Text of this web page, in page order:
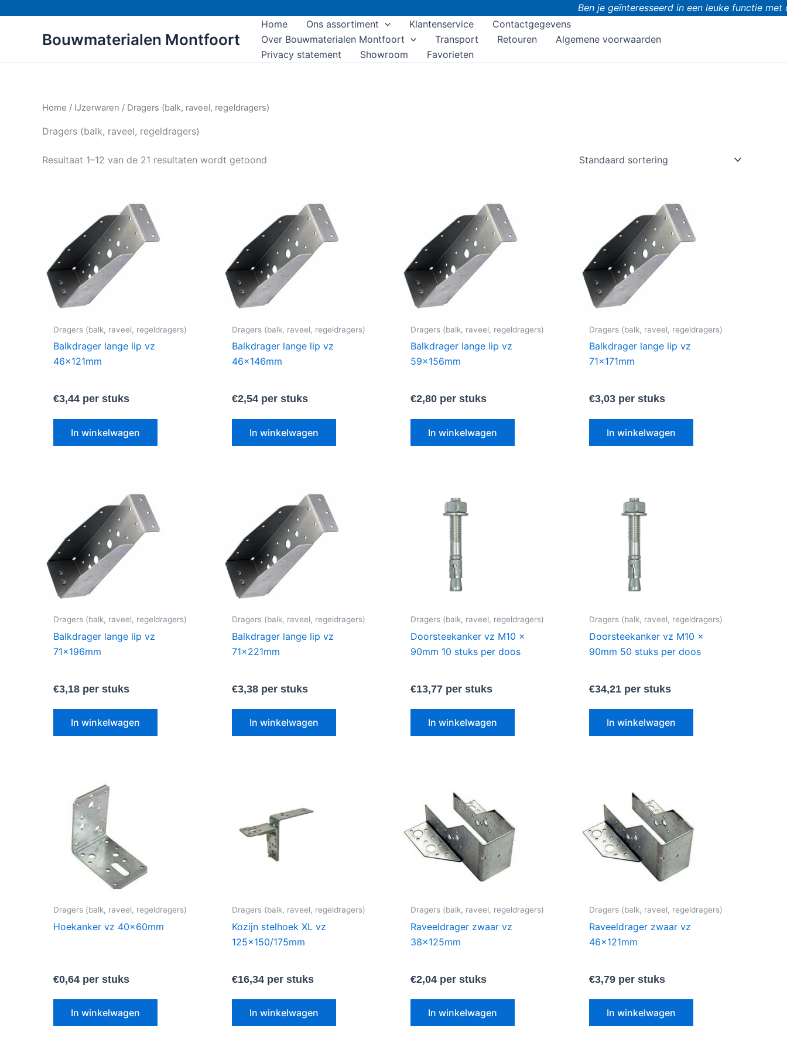
Ben je geïnteresseerd in een leuke functie met
Bouwmaterialen Montfoort
Home Ons assortiment Klantenservice
Contactgegevens
Over Bouwmaterialen Montfoort
Transport Retouren
Algemene voorwaarden
Privacy statement
Showroom Favorieten
Home / IJzerwaren / Dragers (balk, raveel, regeldragers)
Dragers (balk, raveel, regeldragers)
Resultaat 1–12 van de 21 resultaten wordt getoond
Dragers (balk, raveel, regeldragers)
Balkdrager lange lip vz
46x121mm
€3,44 per stuks
In winkelwagen
Dragers (balk, raveel, regeldragers)
Balkdrager lange lip vz
46x146mm
€2,54 per stuks
In winkelwagen
Dragers (balk, raveel, regeldragers)
Balkdrager lange lip vz
59x156mm
€2,80 per stuks
In winkelwagen
Dragers (balk, raveel, regeldragers)
Balkdrager lange lip vz
71x171mm
€3,03 per stuks
In winkelwagen
Dragers (balk, raveel, regeldragers)
Balkdrager lange lip vz
71x196mm
€3,18 per stuks
In winkelwagen
Dragers (balk, raveel, regeldragers)
Balkdrager lange lip vz
71x221mm
€3,38 per stuks
In winkelwagen
Dragers (balk, raveel, regeldragers)
Doorsteekanker vz M10 x
90mm 10 stuks per doos
€13,77 per stuks
In winkelwagen
Dragers (balk, raveel, regeldragers)
Doorsteekanker vz M10 x
90mm 50 stuks per doos
€34,21 per stuks
In winkelwagen
Dragers (balk, raveel, regeldragers)
Hoekanker vz 40x60mm
€0,64 per stuks
In winkelwagen
Dragers (balk, raveel, regeldragers)
Kozijn stelhoek XL vz
125×150/175mm
€16,34 per stuks
In winkelwagen
Dragers (balk, raveel, regeldragers)
Raveeldrager zwaar vz
38x125mm
€2,04 per stuks
In winkelwagen
Dragers (balk, raveel, regeldragers)
Raveeldrager zwaar vz
46x121mm
€3,79 per stuks
In winkelwagen